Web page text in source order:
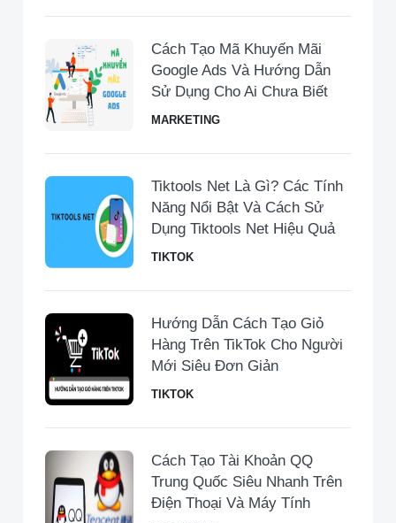
Cách Tạo Mã Khuyến Mãi
Google Ads Và Hướng Dẫn
Sử Dụng Cho Ai Chưa Biết
MARKETING
Tiktools Net Là Gì? Các Tính
Năng Nổi Bật Và Cách Sử
Dụng Tiktools Net Hiệu Quả
TIKTOK
Hướng Dẫn Cách Tạo Giỏ
Hàng Trên TikTok Cho Người
Mới Siêu Đơn Giản
TIKTOK
Cách Tạo Tài Khoản QQ
Trung Quốc Siêu Nhanh Trên
Điện Thoại Và Máy Tính